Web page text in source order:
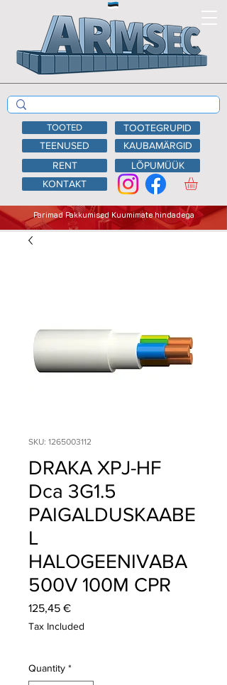
TEENUSED
KAUBAMÄRGID
RENT
LÕPUMÜÜK
KONTAKT
Parimad Pakkumised Kuumimate hindadega
TOOTED TOOTEGRUPID
SKU: 1265003112
DRAKA XPJ-HF
Dca 3G1.5
PAIGALDUSKAABE
L
HALOGEENIVABA
500V 100M CPR
125,45 €Price
Tax Included
Quantity *